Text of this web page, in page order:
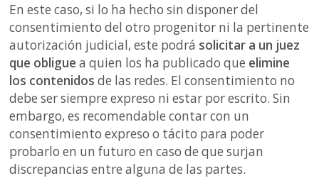
En este caso, si lo ha hecho sin disponer del
consentimiento del otro progenitor ni la pertinente
autorización judicial, este podrá solicitar a un juez
que obligue a quien los ha publicado que elimine
los contenidos de las redes. El consentimiento no
debe ser siempre expreso ni estar por escrito. Sin
embargo, es recomendable contar con un
consentimiento expreso o tácito para poder
probarlo en un futuro en caso de que surjan
discrepancias entre alguna de las partes.